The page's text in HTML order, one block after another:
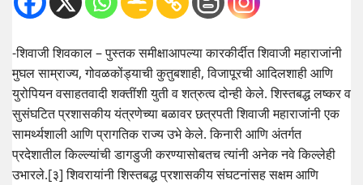
-शिवाजी शिवकाल – पुस्तक समीक्षाआपल्या कारकीर्दीत शिवाजी महाराजांनी
मुघल साम्राज्य, गोवळकोंड्याची कुतुबशाही, विजापूरची आदिलशाही आणि
युरोपियन वसाहतवादी शक्तींशी युती व शत्रुत्व दोन्ही केले. शिस्तबद्ध लष्कर व
सुसंघटित प्रशासकीय यंत्रणेच्या बळावर छत्रपती शिवाजी महाराजांनी एक
सामर्थ्यशाली आणि प्रागतिक राज्य उभे केले. किनारी आणि अंतर्गत
प्रदेशातील किल्ल्यांची डागडुजी करण्यासोबतच त्यांनी अनेक नवे किल्लेही
उभारले.[३] शिवरायांनी शिस्तबद्ध प्रशासकीय संघटनांसह सक्षम आणि